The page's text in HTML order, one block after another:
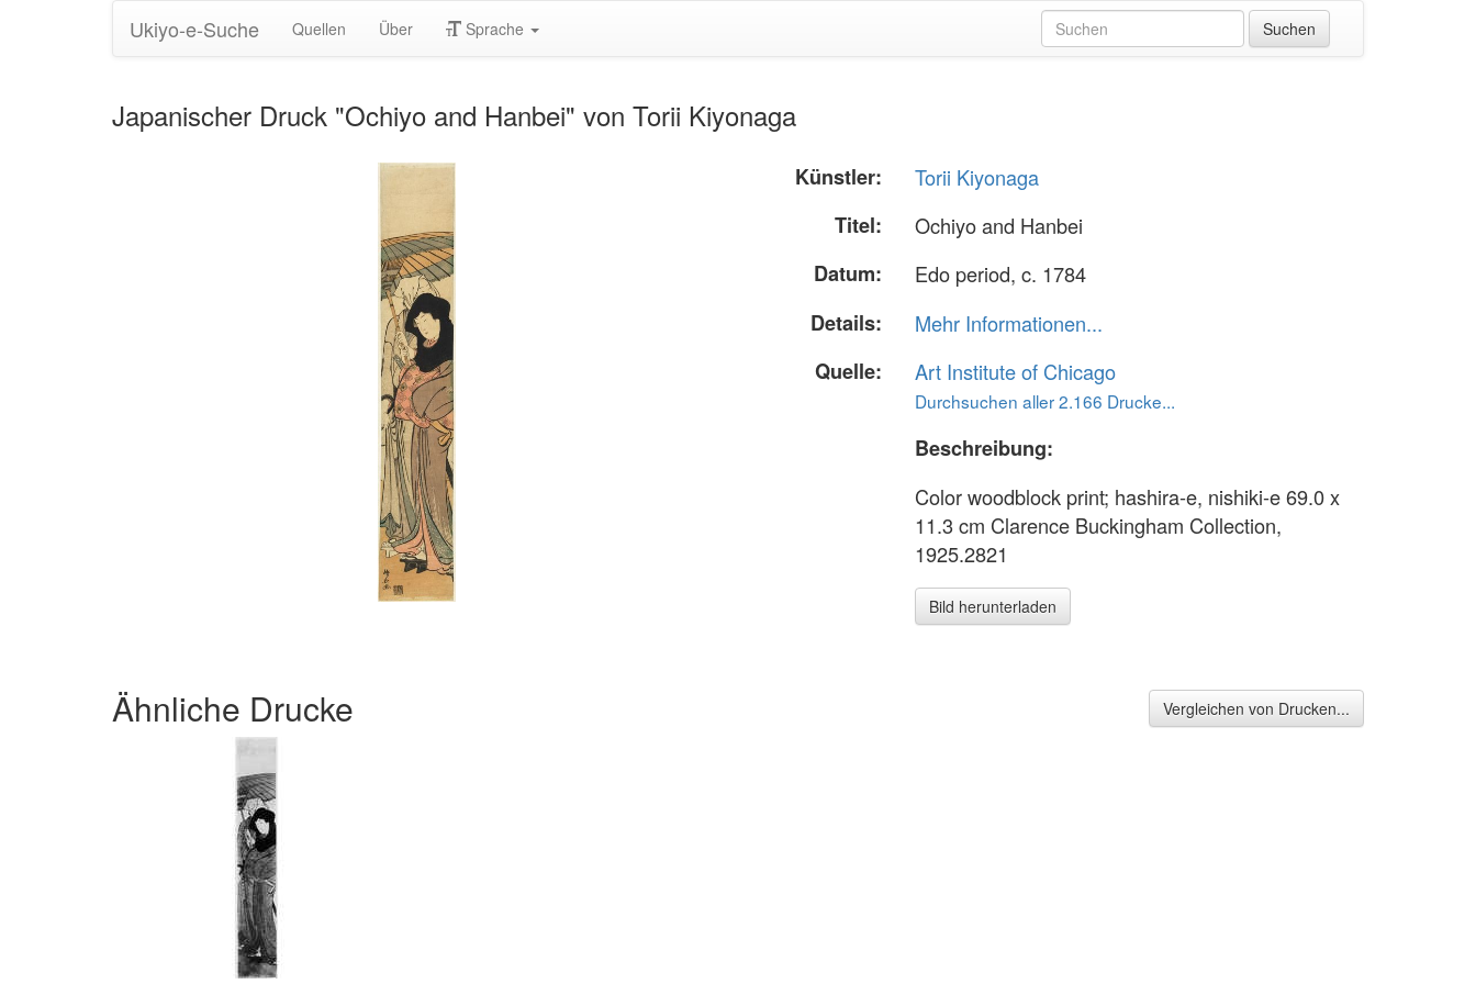
Ukiyo-e-Suche Quellen Über Sprache
Japanischer Druck "Ochiyo and Hanbei" von Torii Kiyonaga
Künstler:
Torii Kiyonaga
Titel:
Ochiyo and Hanbei
Datum:
Edo period, c. 1784
Details:
Mehr Informationen...
Quelle:
Art Institute of Chicago
Durchsuchen aller 2.166 Drucke...
Beschreibung:
Color woodblock print; hashira-e, nishiki-e 69.0 x
11.3 cm Clarence Buckingham Collection,
1925.2821
Bild herunterladen
Ähnliche Drucke Vergleichen von Drucken...